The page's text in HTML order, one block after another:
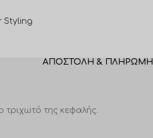
Styling
ΑΠΟΣΤΟΛΉ & ΠΛΗΡΩΜΉ
τριχωτό της κεφαλής.